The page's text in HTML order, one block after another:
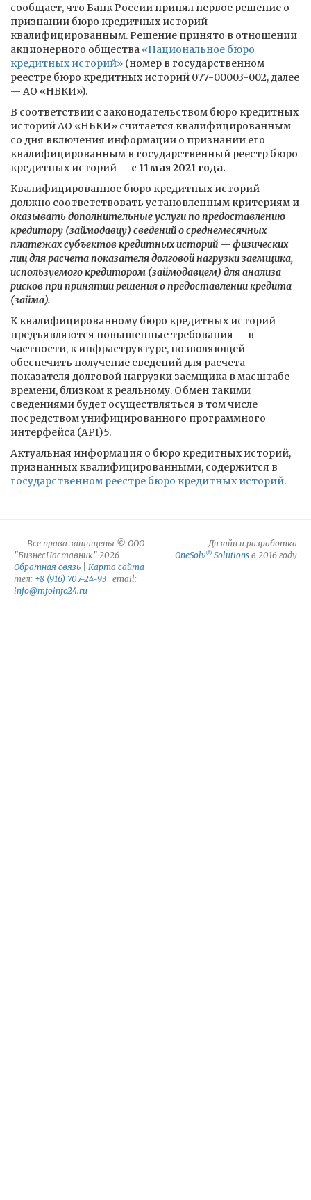
сообщает, что Банк России принял первое решение о
признании бюро кредитных историй
квалифицированным. Решение принято в отношении
акционерного общества «Национальное бюро
кредитных историй» (номер в государственном
реестре бюро кредитных историй 077-00003-002, далее
— АО «НБКИ»).
В соответствии с законодательством бюро кредитных
историй АО «НБКИ» считается квалифицированным
со дня включения информации о признании его
квалифицированным в государственный реестр бюро
кредитных историй — с 11 мая 2021 года.
Квалифицированное бюро кредитных историй
должно соответствовать установленным критериям и
оказывать дополнительные услуги по предоставлению
кредитору (займодавцу) сведений о среднемесячных
платежах субъектов кредитных историй — физических
лиц для расчета показателя долговой нагрузки заемщика,
используемого кредитором (займодавцем) для анализа
рисков при принятии решения о предоставлении кредита
(займа).
К квалифицированному бюро кредитных историй
предъявляются повышенные требования — в
частности, к инфраструктуре, позволяющей
обеспечить получение сведений для расчета
показателя долговой нагрузки заемщика в масштабе
времени, близком к реальному. Обмен такими
сведениями будет осуществляться в том числе
посредством унифицированного программного
интерфейса (API)5.
Актуальная информация о бюро кредитных историй,
признанных квалифицированными, содержится в
государственном реестре бюро кредитных историй.
Все права защищены © ООО
"БизнесНаставник" 2026
Обратная связь
Карта сайта
тел: +8 (916) 707-24-93 email:
info@mfoinfo24.ru
Дизайн и разработка
OneSolv® Solutions в 2016 году